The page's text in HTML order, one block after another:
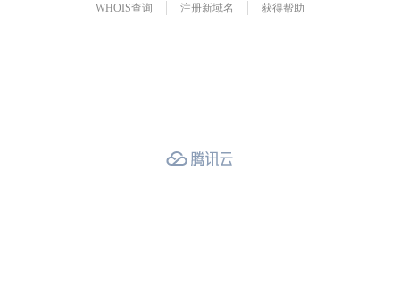
WHOIS查询 注册新域名 获得帮助